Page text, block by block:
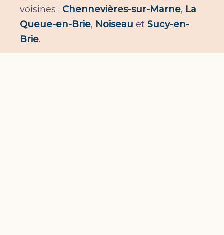
voisines : Chennevières-sur-Marne, La
Queue-en-Brie, Noiseau etSucy-en-
Brie.